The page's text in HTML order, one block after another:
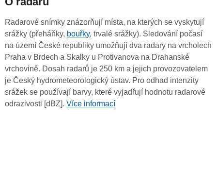
Radarové snímky znázorňují místa, na kterých se vyskytují
srážky (přeháňky, bouřky, trvalé srážky). Sledování počasí
na území České republiky umožňují dva radary na vrcholech
Praha v Brdech a Skalky u Protivanova na Drahanské
vrchovině. Dosah radarů je 250 km a jejich provozovatelem
je Český hydrometeorologický ústav. Pro odhad intenzity
srážek se používají barvy, které vyjadřují hodnotu radarové
odrazivosti [dBZ]. Více informací